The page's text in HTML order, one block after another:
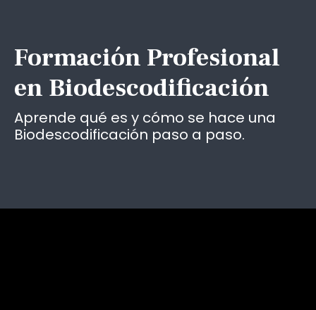
Formación Profesional
en Biodescodificación
Aprende qué es y cómo se hace una
Biodescodificación paso a paso.